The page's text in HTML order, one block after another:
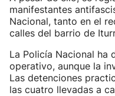
manifestantes
Nacional, tanto en el
calles del barrio de
La Policía Nacional ha
operativo, aunque la
Las detenciones
las cuatro llevadas a